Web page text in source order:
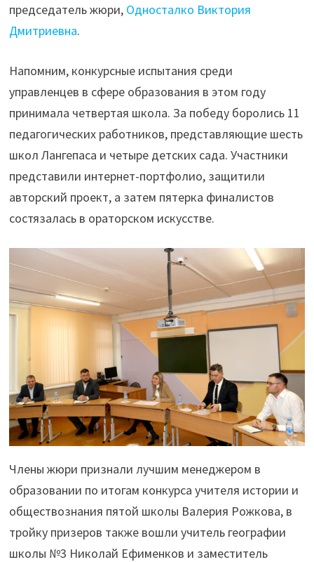
председатель жюри, Односталко Виктория
Дмитриевна.
Напомним, конкурсные испытания среди
управленцев в сфере образования в этом году
принимала четвертая школа. За победу боролись 11
педагогических работников, представляющие шесть
школ Лангепаса и четыре детских сада. Участники
представили интернет-портфолио, защитили
авторский проект, а затем пятерка финалистов
состязалась в ораторском искусстве.
Члены жюри признали лучшим менеджером в
образовании по итогам конкурса учителя истории и
обществознания пятой школы Валерия Рожкова, в
тройку призеров также вошли учитель географии
школы №3 Николай Ефименков и заместитель